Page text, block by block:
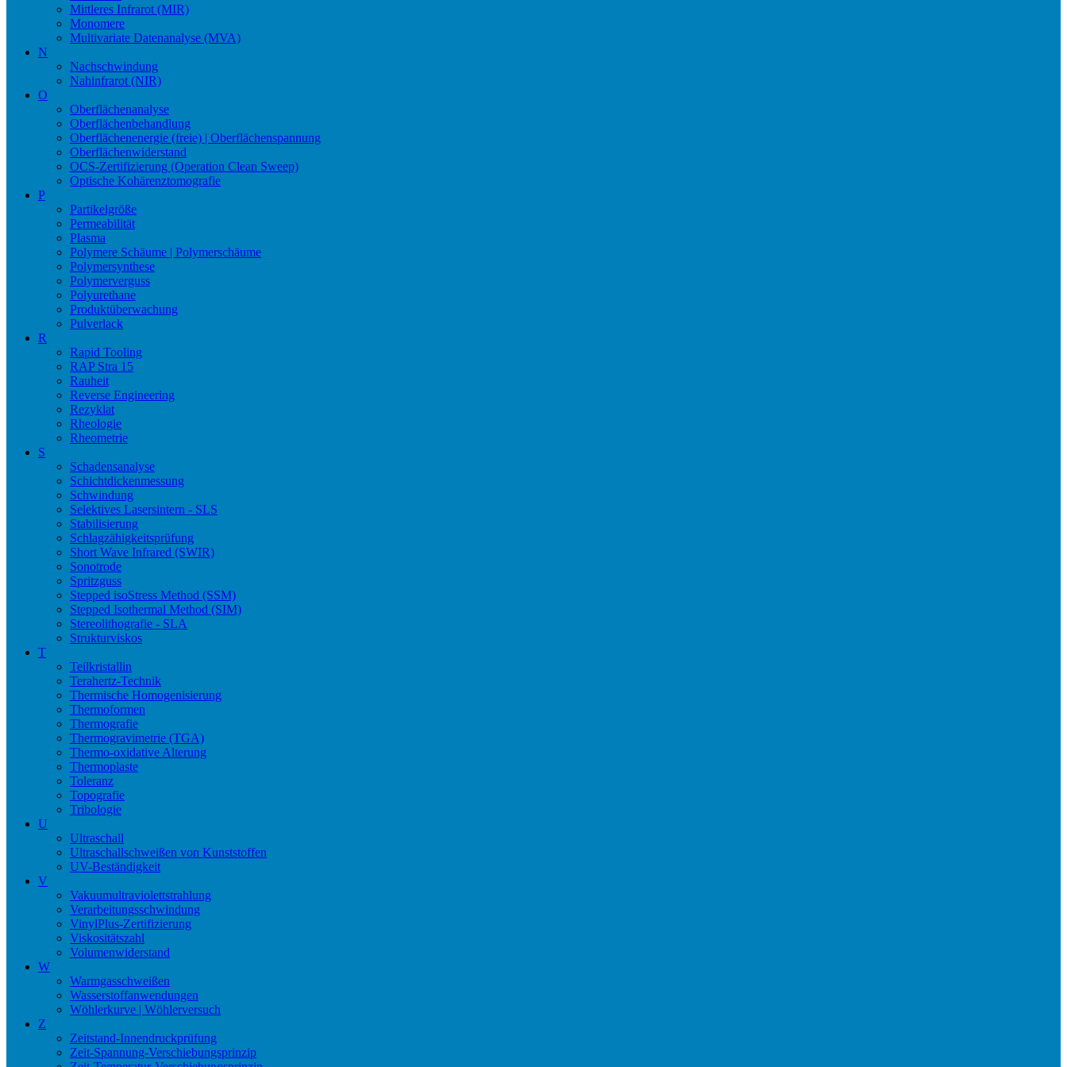
Mittleres Infrarot (MIR)
Monomere
Multivariate Datenanalyse (MVA)
N
Nachschwindung
Nahinfrarot (NIR)
O
Oberflächenanalyse
Oberflächenbehandlung
Oberflächenenergie (freie) | Oberflächenspannung
Oberflächenwiderstand
OCS-Zertifizierung (Operation Clean Sweep)
Optische Kohärenztomografie
P
Partikelgröße
Permeabilität
Plasma
Polymere Schäume | Polymerschäume
Polymersynthese
Polymerverguss
Polyurethane
Produktüberwachung
Pulverlack
R
Rapid Tooling
RAP Stra 15
Rauheit
Reverse Engineering
Rezyklat
Rheologie
Rheometrie
S
Schadensanalyse
Schichtdickenmessung
Schwindung
Selektives Lasersintern - SLS
Stabilisierung
Schlagzähigkeitsprüfung
Short Wave Infrared (SWIR)
Sonotrode
Spritzguss
Stepped isoStress Method (SSM)
Stepped Isothermal Method (SIM)
Stereolithografie - SLA
Strukturviskos
T
Teilkristallin
Terahertz-Technik
Thermische Homogenisierung
Thermoformen
Thermografie
Thermogravimetrie (TGA)
Thermo-oxidative Alterung
Thermoplaste
Toleranz
Topografie
Tribologie
U
Ultraschall
Ultraschallschweißen von Kunststoffen
UV-Beständigkeit
V
Vakuumultraviolettstrahlung
Verarbeitungsschwindung
VinylPlus-Zertifizierung
Viskositätszahl
Volumenwiderstand
W
Warmgasschweißen
Wasserstoffanwendungen
Wöhlerkurve | Wöhlerversuch
Z
Zeitstand-Innendruckprüfung
Zeit-Spannung-Verschiebungsprinzip